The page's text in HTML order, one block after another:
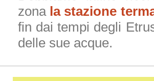
zona la stazione
fin dai tempi degli
delle sue acque.